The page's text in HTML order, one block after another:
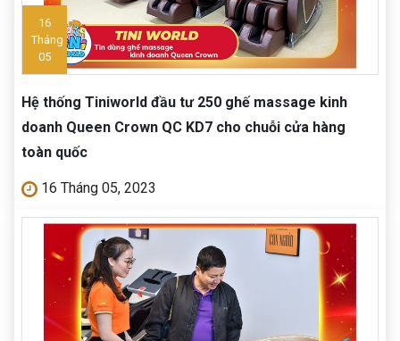
16
Tháng
05
Hệ thống Tiniworld đầu tư 250 ghế massage kinh
doanh Queen Crown QC KD7 cho chuỗi cửa hàng
toàn quốc
16 Tháng 05, 2023